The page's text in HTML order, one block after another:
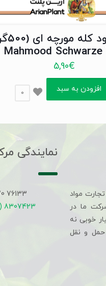
چای
Mahmood Schwarze
5,90€
افزودن به سبد 0
مواد
ما در
خوبی نه
حمل و نقل
نمایندگی
76133
8307423